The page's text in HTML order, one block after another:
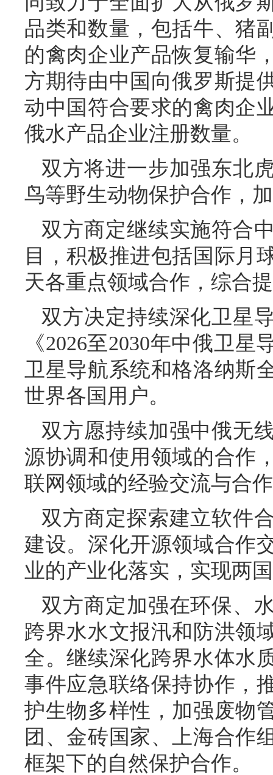
品类和数量，包括牛、猪
的禽肉企业产品恢复输华
方期待由中国向俄罗斯提
动中国符合要求的禽肉企
俄水产品企业注册数量。
双方将进一步加强东北
鸟等野生动物保护合作，
双方商定继续实施符合
目，积极推进包括国际月
天各重点领域合作，综合
双方决定持续深化卫星
《2026至2030年中俄卫
卫星导航系统和格洛纳斯
世界各国用户。
双方愿持续加强中俄无
源协调和使用领域的合作
联网领域的经验交流与合
双方商定探索建立软件
建设。深化开源领域合作
业的产业化落实，实现两
双方商定加强在环保、
跨界水水文报汛和防洪领
全。继续深化跨界水体水
事件应急联络保持协作，
护生物多样性，加强废物
团、金砖国家、上海合作
框架下的自然保护合作。